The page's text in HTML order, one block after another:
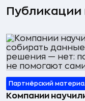
Публикации
Партнёрский
Компании